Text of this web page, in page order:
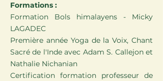
Formations :
Formation Bols himalayens - Micky
LAGADEC
Première année Yoga de la Voix, Chant
Sacré de l'Inde avec Adam S. Callejon et
Nathalie Nichanian
Certification formation professeur de